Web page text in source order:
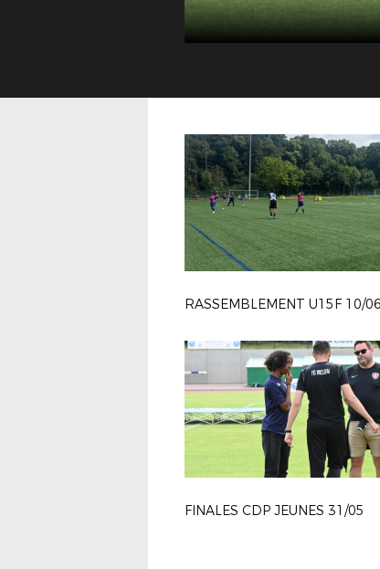
RASSEMBLEMENT U15F 10/06
FINALES CDP JEUNES 31/05